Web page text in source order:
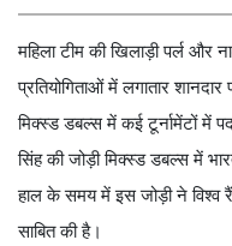
महिला टीम की खिलाड़ी पर्ल
प्रतियोगिताओं में लगातार
मिक्स्ड डबल्स में कई टूर्नामेंटों में
सिंह की जोड़ी मिक्स्ड डबल्स में
हाल के समय में इस जोड़ी ने विश्व
साबित की है।